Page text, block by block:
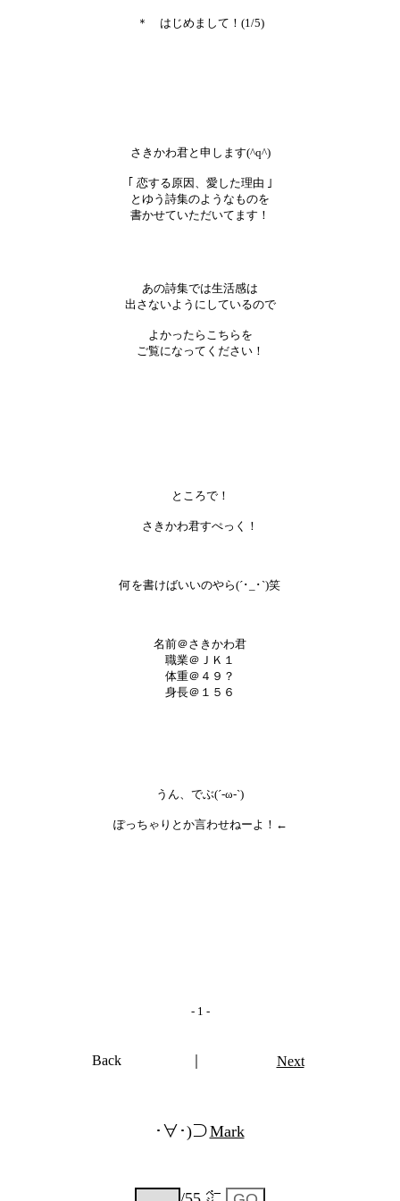
＊ はじめまして！(1/5)
さきかわ君と申します(^q^)
｢ 恋する原因、愛した理由 ｣
とゆう詩集のようなものを
書かせていただいてます！
あの詩集では生活感は
出さないようにしているので
よかったらこちらを
ご覧になってください！
ところで！
さきかわ君すぺっく！
何を書けばいいのやら(´･_･`)笑
名前＠さきかわ君
職業＠ＪＫ１
体重＠４９？
身長＠１５６
うん、でぶ(´-ω-`)
ぽっちゃりとか言わせねーよ！←
- 1 -
Back Next
･∀･)⊃Mark